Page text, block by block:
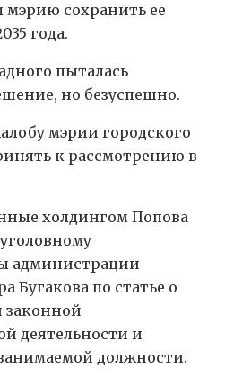
мэрию сохранить ее
года.
пыталась
но безуспешно.
мэрии городского
к рассмотрению в
холдингом Попова
администрации
Бугакова по статье о
законной
деятельности и
должности.